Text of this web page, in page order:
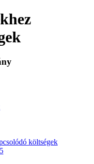
költségek